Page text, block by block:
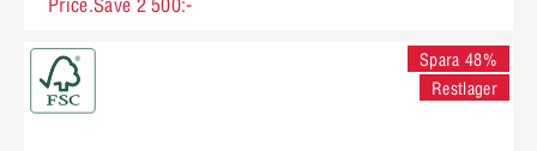
Price.Save 2 500:-
Spara 48%
Restlager